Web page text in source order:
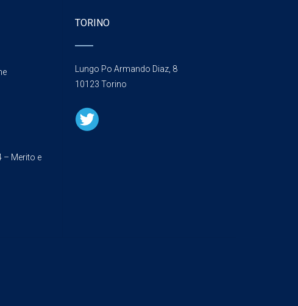
– Merito e
TORINO
Lungo Po Armando Diaz, 8
10123 Torino